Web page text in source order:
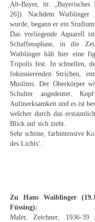
Ferdinand
Arne Siegfried
Curt
Weitere
Unbekannt
Autographen /
Herkunft &
Fränkische
Hamburger
Alt-Bayer, in:
26]). Nachdem Waiblinger
wurde, begann er ein
Das vorliegende Aquarell
Schaffensphase, in die
Waiblinger hält hier eine
Tripolis fest. In schnellen,
fokussierenden Strichen,
Muslims. Der Oberkörper
Schulter angedeutet.
Aufmerksamkeit und es ist
welcher durch das
Blick auf sich zieht.
Sehr schöne, farbintensive
des Lichts‘.
Zu Hans Waiblinger
Füssing):
Maler, Zeichner; 1936-